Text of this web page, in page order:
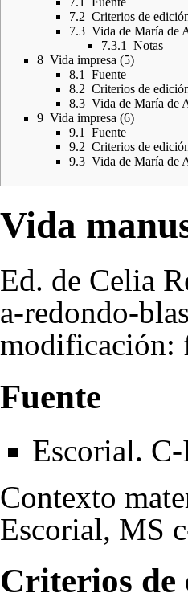
7.2 Criterios de
7.3 Vida de María de
7.3.1
Notas
8 Vida impresa (5)
8.1
Fuente
8.2 Criterios de
8.3 Vida de María de
9 Vida impresa (6)
9.1
Fuente
9.2 Criterios de
9.3 Vida de María de
Vida
Ed. de Celia
modificación:
Fuente
Escorial.
Contexto
Escorial, MS
Criterios de